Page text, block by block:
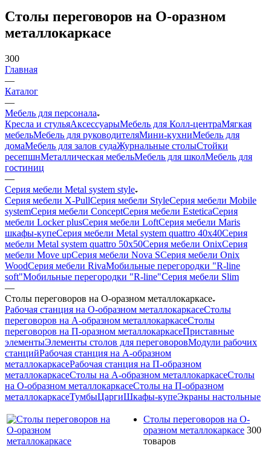
Столы переговоров на О-оразном
металлокаркасе
300
Главная
—
Каталог
—
Мебель для персонала
Кресла и стульяАксессуарыМебель для Колл-центраМягкая
мебельМебель для руководителяМини-кухниМебель для
домаМебель для залов судаЖурнальные столыСтойки
ресепшнМеталлическая мебельМебель для школМебель для
гостиниц
—
Серия мебели Metal system style
Серия мебели X-PullСерия мебели StyleСерия мебели Mobile
systemСерия мебели ConceptСерия мебели EsteticaСерия
мебели Locker plusСерия мебели LoftСерия мебели Maris
шкафы-купеСерия мебели Metal system quattro 40x40Серия
мебели Metal system quattro 50x50Серия мебели OnixСерия
мебели Move upСерия мебели Nova SСерия мебели Onix
WoodСерия мебели RivaМобильные перегородки "R-line
soft"Мобильные перегородки "R-line"Серия мебели Slim
—
Столы переговоров на О-оразном металлокаркасе
Рабочая станция на О-образном металлокаркасеСтолы
переговоров на А-образном металлокаркасеСтолы
переговоров на П-оразном металлокаркасеПриставные
элементыЭлементы столов для переговоровМодули рабочих
станцийРабочая станция на А-образном
металлокаркасеРабочая станция на П-образном
металлокаркасеСтолы на А-образном металлокаркасеСтолы
на О-образном металлокаркасеСтолы на П-образном
металлокаркасеТумбыЦаргиШкафы-купеЭкраны настольные
Столы переговоров на О-
оразном металлокаркасе 300
товаров